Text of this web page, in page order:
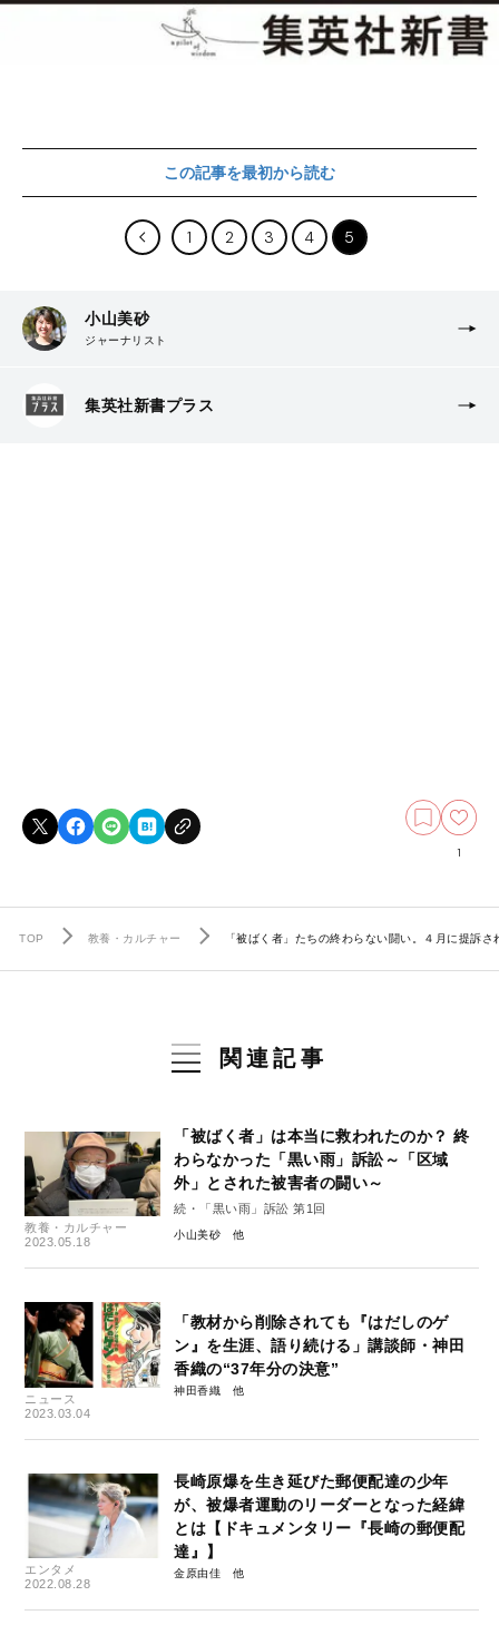
この記事を最初から読む
1 2 3 4 5
小山美砂
ジャーナリスト
集英社新書プラス
1
TOP 教養・カルチャー 「被ばく者」たちの終わらない闘い。４月に提訴
関連記事
教養・カルチャー
2023.05.18
「被ばく者」は本当に救われたのか？ 終
わらなかった「黒い雨」訴訟～「区域
外」とされた被害者の闘い～
続・「黒い雨」訴訟 第1回
小山美砂
ニュース
2023.03.04
「教材から削除されても『はだしのゲ
ン』を生涯、語り続ける」講談師・神田
香織の“37年分の決意”
神田香織
エンタメ
2022.08.28
長崎原爆を生き延びた郵便配達の少年
が、被爆者運動のリーダーとなった経緯
とは【ドキュメンタリー『長崎の郵便配
達』】
金原由佳